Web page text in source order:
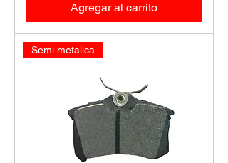
Agregar al carrito
Semi metalica